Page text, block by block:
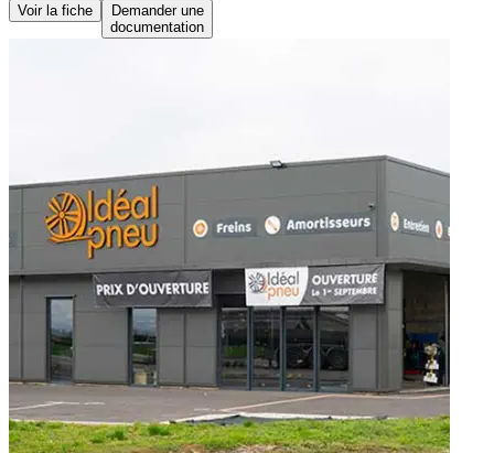
Voir la fiche
Demander une
documentation